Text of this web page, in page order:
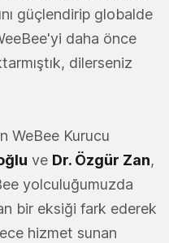
güçlendirip globalde
daha önce
dilerseniz
WeBee Kurucu
ve Dr. Özgür Zan,
yolculuğumuzda
bir eksiği fark ederek
hizmet sunan